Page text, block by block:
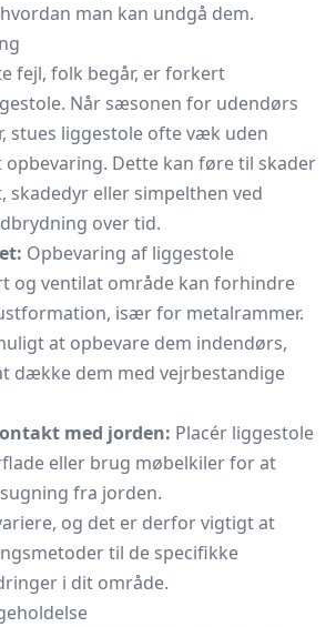
man kan undgå dem.
fejl, folk begår, er forkert
Når sæsonen for udendørs
stues liggestole ofte væk uden
Dette kan føre til skader
skadedyr eller simpelthen ved
over tid.
Opbevaring af liggestole
og ventilat område kan forhindre
især for metalrammer.
at opbevare dem indendørs,
dække dem med vejrbestandige
med jorden: Placér liggestole
eller brug møbelkiler for at
fra jorden.
og det er derfor vigtigt at
til de specifikke
i dit område.